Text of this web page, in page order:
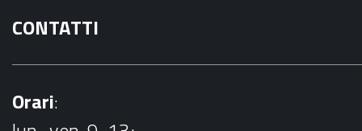
CONTATTI
Orari: